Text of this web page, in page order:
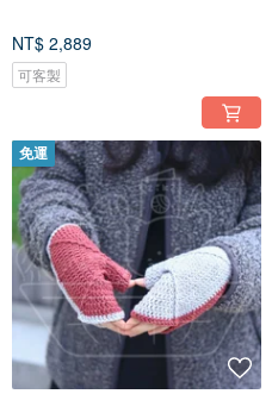
NT$ 2,889
可客製
免運